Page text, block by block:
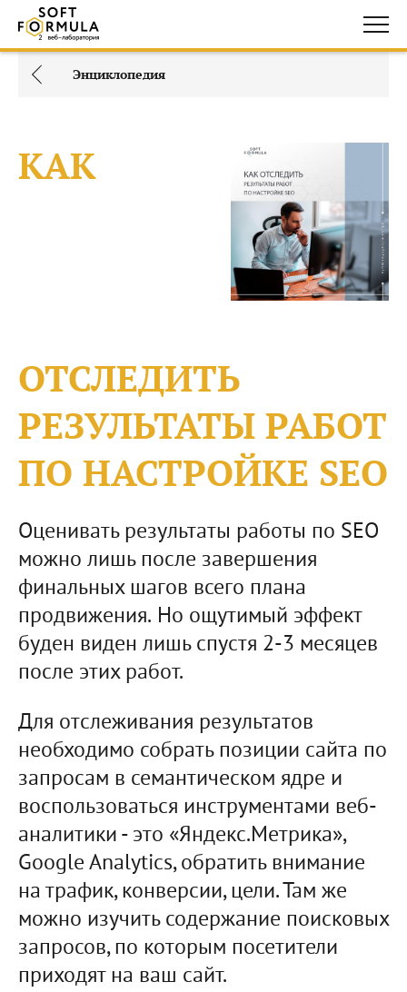
Энциклопедия
КАК
ОТСЛЕДИТЬ
РЕЗУЛЬТАТЫ РАБОТ
ПО НАСТРОЙКЕ SEO
Оценивать результаты работы по SEO
можно лишь после завершения
финальных шагов всего плана
продвижения. Но ощутимый эффект
буден виден лишь спустя 2-3 месяцев
после этих работ.
Для отслеживания результатов
необходимо собрать позиции сайта по
запросам в семантическом ядре и
воспользоваться инструментами веб-
аналитики - это «Яндекс.Метрика»,
Google Analytics, обратить внимание
на трафик, конверсии, цели. Там же
можно изучить содержание поисковых
запросов, по которым посетители
приходят на ваш сайт.